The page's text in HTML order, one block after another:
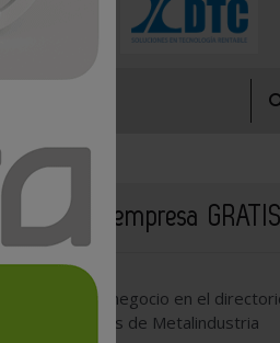
Publique su empresa GRATIS
Promocione su negocio en el
empresas de Metalindustria